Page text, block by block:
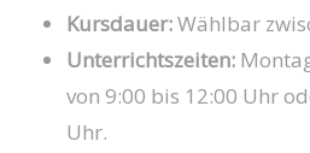
Kursdauer:Wählbar
Unterrichtszeiten:
von 9:00 bis 12:00 Uhr
Uhr.